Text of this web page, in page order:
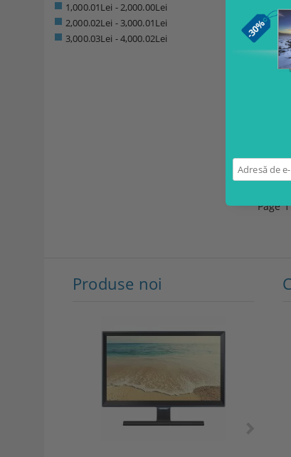
1,000.01Lei - 2,000.00Lei
2,000.02Lei - 3,000.01Lei
3,000.03Lei - 4,000.02Lei
3/4
Page
Produse noi